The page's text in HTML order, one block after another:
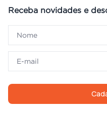
Receba novidades e